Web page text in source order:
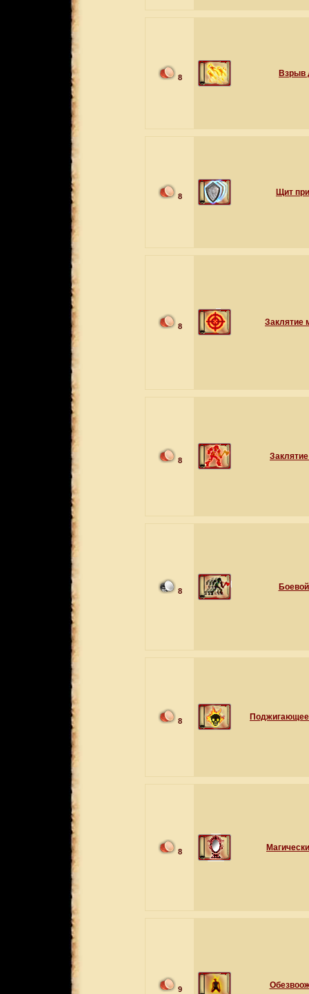
8 Взрыв
8 Щит
8 Заклятие
8
8
8 Поджигающее
8
9